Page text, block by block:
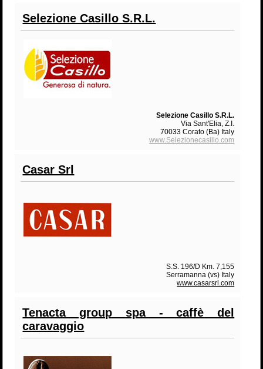
Selezione Casillo S.R.L.
Selezione Casillo S.R.L.
Via Sant'Elia, Z.I.
70033 Corato (Ba) Italy
www.Selezionecasillo.com
Casar Srl
S.S. 196/D Km. 7,155
Serramanna (vs) Italy
www.­casarsrl.­com
Tenacta group spa - caffè del
caravaggio